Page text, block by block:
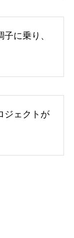
に乗り、
ジェクトが